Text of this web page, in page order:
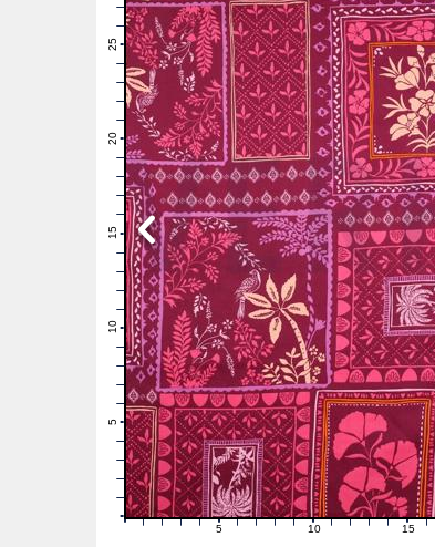
0
1
2
3
4
5
6
8
10
11
12
13
14
15
16
17
18
19
20
21
22
23
24
25
26
27
0 1 2 3 4 5 6 7 8 9 10 11 12 13 14 15 16